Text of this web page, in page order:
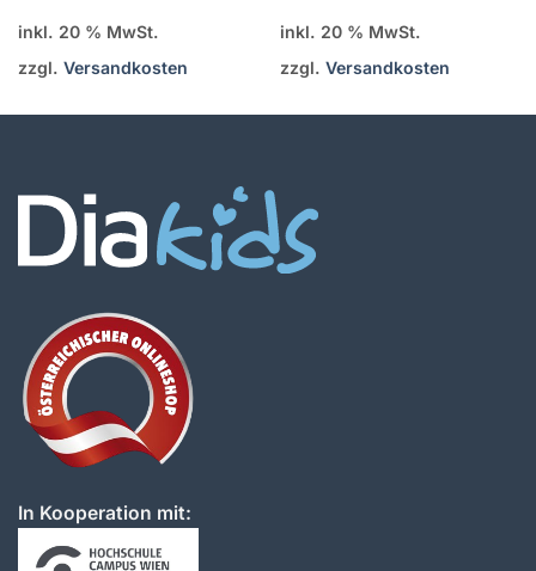
inkl. 20 % MwSt.
zzgl. Versandkosten
inkl. 20 % MwSt.
zzgl. Versandkosten
In Kooperation mit: